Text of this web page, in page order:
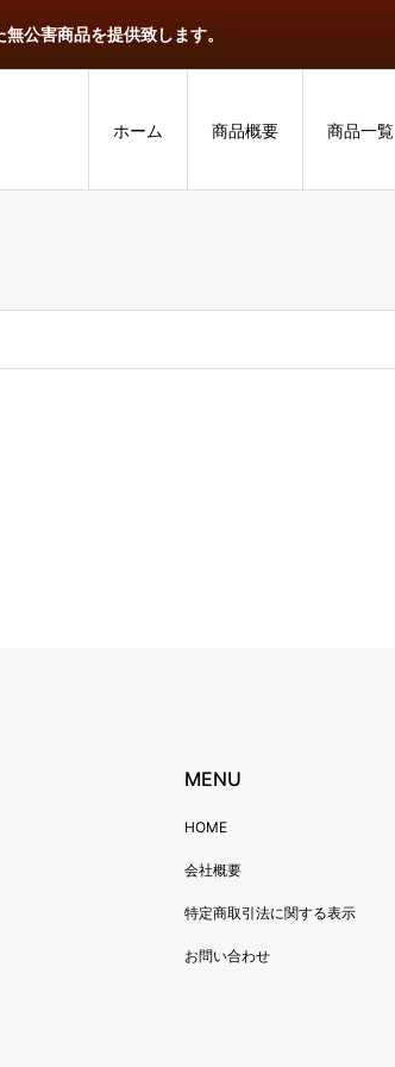
公害商品を提供致します。
ホーム 商品概要 商品一覧
MENU
HOME
会社概要
特定商取引法に関する表示
お問い合わせ